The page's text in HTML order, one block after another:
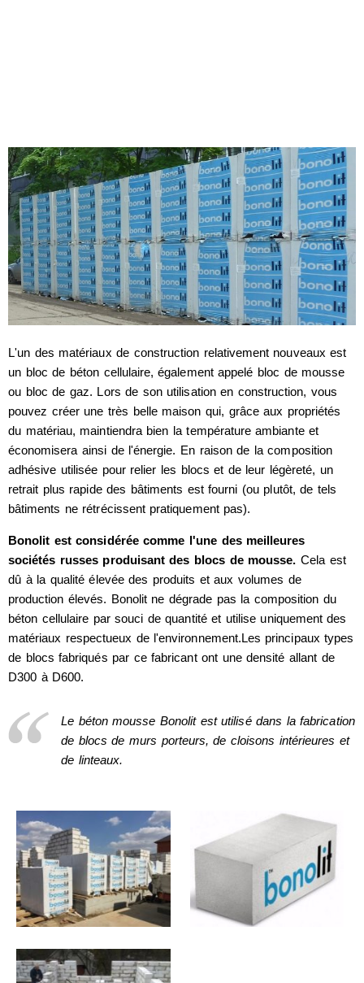
L'un des matériaux de construction relativement nouveaux est
un bloc de béton cellulaire, également appelé bloc de mousse
ou bloc de gaz. Lors de son utilisation en construction, vous
pouvez créer une très belle maison qui, grâce aux propriétés
du matériau, maintiendra bien la température ambiante et
économisera ainsi de l'énergie. En raison de la composition
adhésive utilisée pour relier les blocs et de leur légèreté, un
retrait plus rapide des bâtiments est fourni (ou plutôt, de tels
bâtiments ne rétrécissent pratiquement pas).
Bonolit est considérée comme l'une des meilleures
sociétés russes produisant des blocs de mousse. Cela est
dû à la qualité élevée des produits et aux volumes de
production élevés. Bonolit ne dégrade pas la composition du
béton cellulaire par souci de quantité et utilise uniquement des
matériaux respectueux de l'environnement.Les principaux types
de blocs fabriqués par ce fabricant ont une densité allant de
D300 à D600.
Le béton mousse Bonolit est utilisé dans la fabrication
de blocs de murs porteurs, de cloisons intérieures et
de linteaux.